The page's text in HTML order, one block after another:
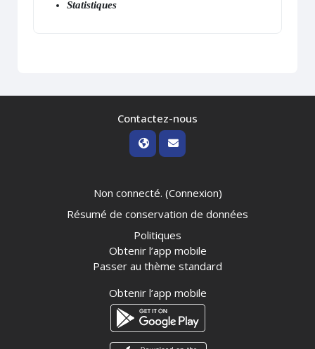
Statistiques
Contactez-nous
Non connecté. (Connexion)
Résumé de conservation de données
Politiques
Obtenir l’app mobile
Passer au thème standard
Obtenir l’app mobile